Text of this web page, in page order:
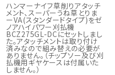
ハンマーナイフ草削りアタッチ
メント、スーパーうね草とりま
ーVA(スタンダードタイプ)をゼ
ノアハイパワー刈払機
BCZ275GL-DCにセットしまし
た。アタッチメントは取り付け
済みなので組み替えの必要が
ありません。（チップソー及び刈
払機用ギヤケースは付属いた
しません。）